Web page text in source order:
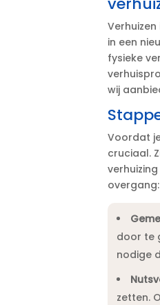
in een
fysieke
wij
Voordat
cruciaal.​
overgang:
door te
nodige
zetten.​